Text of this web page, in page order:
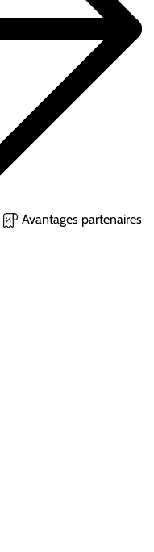
Avantages partenaires